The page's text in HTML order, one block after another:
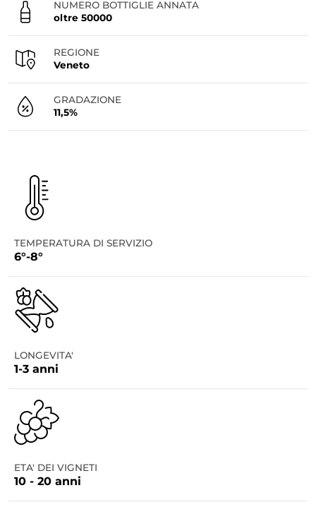
NUMERO BOTTIGLIE ANNATA
oltre 50000
REGIONE
Veneto
GRADAZIONE
11,5%
TEMPERATURA DI SERVIZIO
6°-8°
LONGEVITA'
1-3 anni
ETA' DEI VIGNETI
10 - 20 anni